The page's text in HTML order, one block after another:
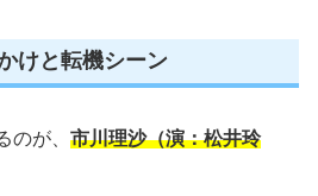
けと転機シーン
のが、 市川理沙（演：松井玲